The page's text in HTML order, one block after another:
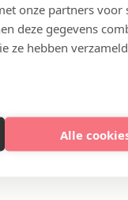
onze partners voor
deze gegevens
ze hebben
Alle